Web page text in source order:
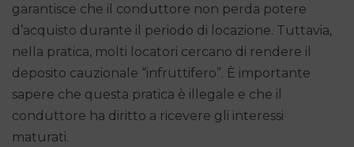
garantisce che il conduttore non perda potere
d’acquisto durante il periodo di locazione. Tuttavia,
nella pratica, molti locatori cercano di rendere il
deposito cauzionale “infruttifero”. È importante
sapere che questa pratica è illegale e che il
conduttore ha diritto a ricevere gli interessi
maturati.